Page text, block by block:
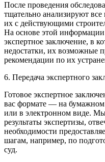
После проведения
тщательно анализируют
их с действующими
На основе этой
экспертное заключение, в
недостатки, их возможные
рекомендации по их
6. Передача экспертного
Готовое экспертное
вас формате — на
или в электронном виде.
результаты экспертизы,
необходимости
шагам, например, по
суд.